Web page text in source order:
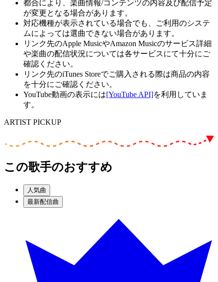
都合により、楽曲情報/コンテンツの内容及び配信予定
が変更となる場合があります。
対応機種が表示されている場合でも、ご利用のシステ
ムによっては選曲できない場合があります。
リンク先のApple MusicやAmazon Musicのサービス詳細
や楽曲の配信状況については各サービスにて十分にご
確認ください。
リンク先のiTunes Storeでご購入される際は商品の内容
を十分にご確認ください。
YouTube動画の表示には[YouTube API]を利用していま
す。
ARTIST PICKUP
この歌手のおすすめ
人気曲
最新配信曲